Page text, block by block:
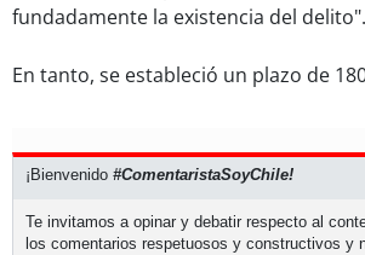
fundadamente la existencia del delito".
En tanto, se estableció un plazo de
¡Bienvenido #ComentaristaSoyChile!
Te invitamos a opinar y debatir respecto al
los comentarios respetuosos y constructivos y